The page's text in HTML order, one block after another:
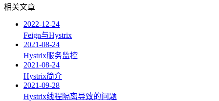
相关文章
2022-12-24
Feign与Hystrix
2021-08-24
Hystrix服务监控
2021-08-24
Hystrix简介
2021-09-28
Hystrix线程隔离导致的问题